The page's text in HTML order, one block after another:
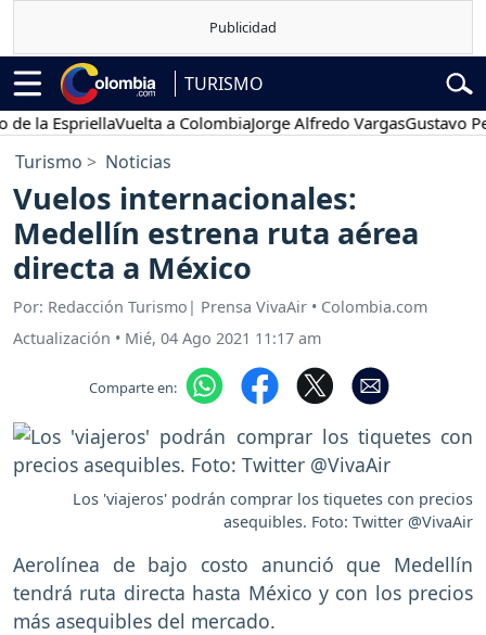
TURISMO
EspriellaVuelta a ColombiaJorge Alfredo VargasGustavo Petro
Turismo Noticias
Vuelos internacionales:
Medellín estrena ruta aérea
directa a México
Por: Redacción Turismo| Prensa VivaAir • Colombia.com
Actualización • Mié, 04 Ago 2021 11:17 am
Comparte en:
Los 'viajeros' podrán comprar los tiquetes con precios
asequibles. Foto: Twitter @VivaAir
Aerolínea de bajo costo anunció que Medellín
tendrá ruta directa hasta México y con los precios
más asequibles del mercado.